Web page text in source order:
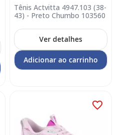
Tênis Actvitta 4947.103 (38-
43) - Preto Chumbo 103560
Ver detalhes
Adicionar ao carrinho